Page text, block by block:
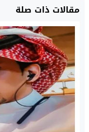
مقالات ذات صلة